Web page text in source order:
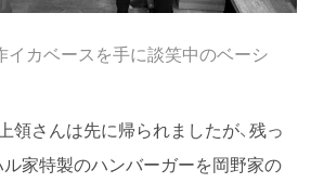
イカベースを手に談笑中のベーシ
領さんは先に帰られましたが、残っ
家特製のハンバーガーを岡野家の